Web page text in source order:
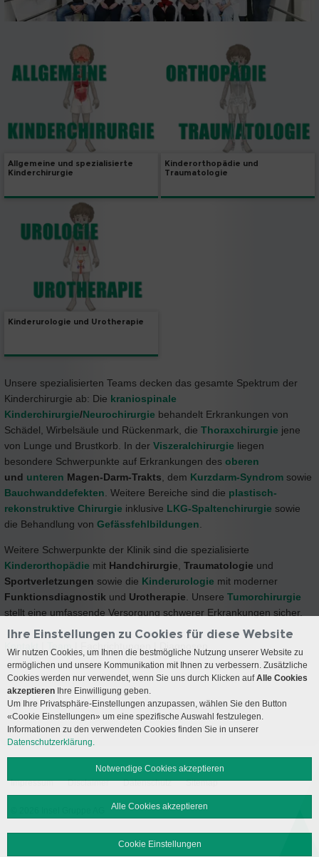
Allgemeine und spezialisierte
Kinderchirurgie
Kinderorthopädie und
Traumatologie
Kinderurologie und Urotherapie
Unsere spezialisierten Teams decken das gesamte Spektrum der
Kinderchirurgie ab: Die kraniospinale
Kinderchirurgie/Neurochirurgie behandelt Erkrankungen von
Schädel, Wirbelsäule und Rückenmark, die Thoraxchirurgie jene
von Lunge und Brustkorb. In der Viszeralchirurgie liegen
besondere Schwerpunkte auf Erkrankungen des oberen
und unteren Magen-Darm-Trakts , dem Kurzdarm-Syndrom sowie
Bauchwanddefekten . Weitere Bereiche sind die plastisch-
rekonstruktive Chirurgie inklusive LKG-Spaltenchirurgie sowie
die Behandlung von Gefässfehlbildungen
Weitere Schwerpunkte der Klinik sind die spezialisierte
Kinderorthopädie mit Handchirurgie Traumatologie und
Sportverletzungen sowie die Kinderurologie mit moderner
Funktionsdiagnostik und Urotherapie . Unsere Tumorchirurgie
stellt eine umfassende Versorgung schwerer Erkrankungen sicher.
Impressum Disclaimer Datenschutz Sitemap
Ihre Einstellungen zu Cookies für diese Website
Wir nutzen Cookies, um Ihnen die bestmögliche Nutzung unserer Website zu
ermöglichen und unsere Kommunikation mit Ihnen zu verbessern. Zusätzliche
Cookies werden nur verwendet, wenn Sie uns durch Klicken aufAlle Cookies
akzeptieren Ihre Einwilligung geben.
Um Ihre Privatsphäre-Einstellungen anzupassen, wählen Sie den Button
«Cookie Einstellungen» um eine spezifische Auswahl festzulegen.
Informationen zu den verwendeten Cookies finden Sie in unserer
Datenschutzerklärung.
Notwendige Cookies akzeptieren
Alle Cookies akzeptieren
Cookie Einstellungen